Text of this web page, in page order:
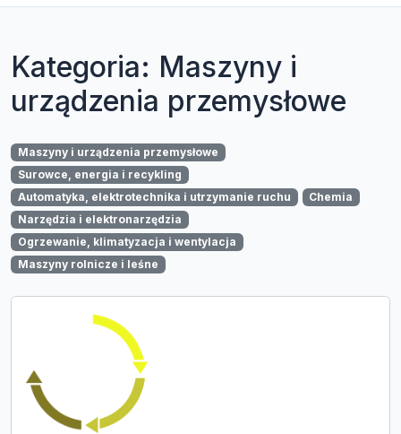
Kategoria: Maszyny i
urządzenia przemysłowe
Maszyny i urządzenia przemysłowe
Surowce, energia i recykling
Automatyka, elektrotechnika i utrzymanie ruchu
Chemia
Narzędzia i elektronarzędzia
Ogrzewanie, klimatyzacja i wentylacja
Maszyny rolnicze i leśne